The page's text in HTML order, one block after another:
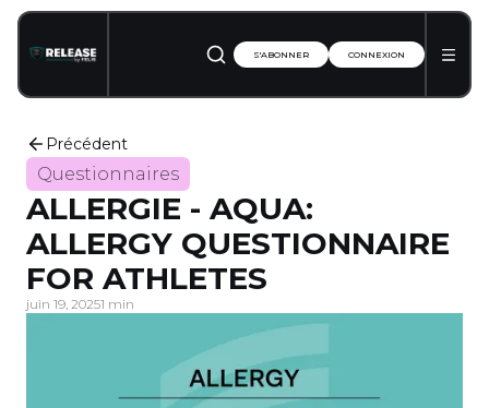
S'ABONNER CONNEXION
Précédent
Questionnaires
ALLERGIE - AQUA:
ALLERGY QUESTIONNAIRE
FOR ATHLETES
juin 19, 20251 min